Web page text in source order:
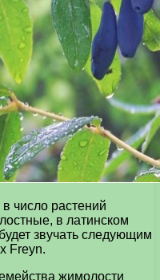
в число растений
в латинском
звучать следующим
Freyn.
жимолости